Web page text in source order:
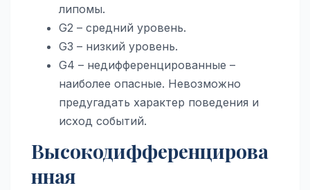
липомы.
G2 – средний уровень.
G3 – низкий уровень.
G4 – недифференцированные –
наиболее опасные. Невозможно
предугадать характер поведения и
исход событий.
Высокодифференцирова
нная